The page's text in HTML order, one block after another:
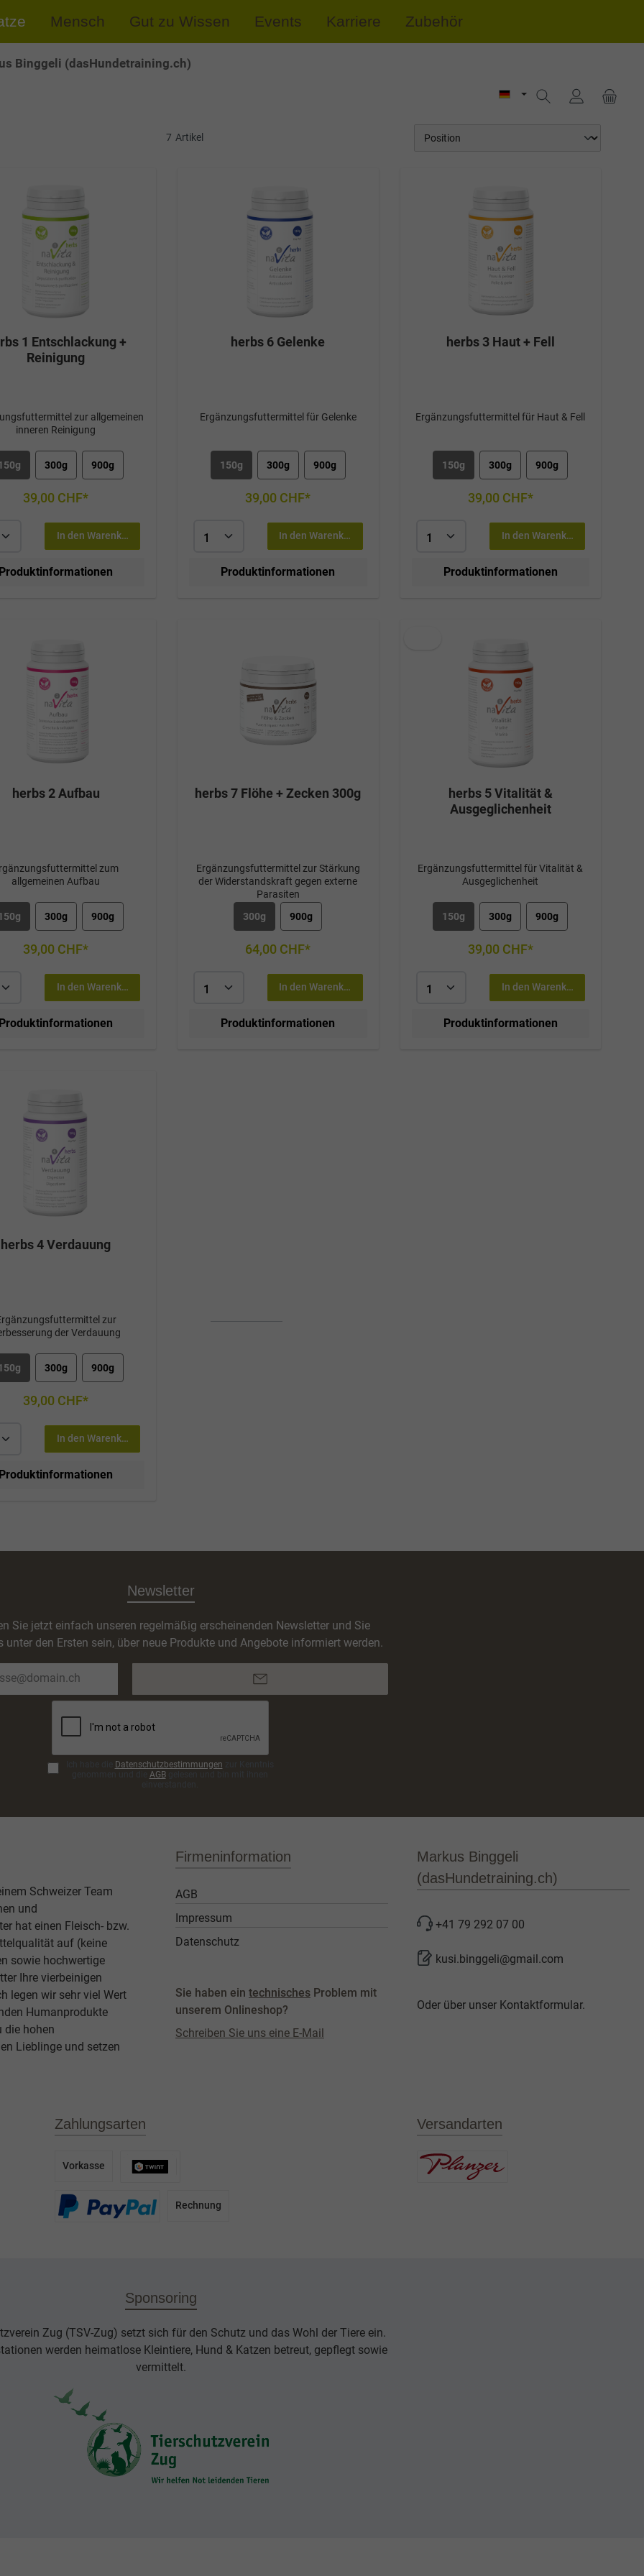
Mensch Gut zu Wissen Events Karriere Zubehör
Binggeli (dasHundetraining.ch)
7 Artikel
1 Entschlackung +
Reinigung
zur allgemeinen
inneren Reinigung
300g 900g
39,00 CHF*
In den Warenkorb
herbs 6 Gelenke
Ergänzungsfuttermittel für Gelenke
150g 300g 900g
39,00 CHF*
In den Warenkorb
Produktinformationen
herbs 3 Haut + Fell
Ergänzungsfuttermittel für Haut & Fell
150g 300g 900g
39,00 CHF*
In den Warenkorb
Produktinformationen
herbs 2 Aufbau
zum
allgemeinen Aufbau
300g 900g
39,00 CHF*
In den Warenkorb
herbs 7 Flöhe + Zecken 300g
Ergänzungsfuttermittel zur Stärkung
der Widerstandskraft gegen externe
Parasiten
300g
900g
64,00 CHF*
In den Warenkorb
Produktinformationen
herbs 5 Vitalität &
Ausgeglichenheit
Ergänzungsfuttermittel für Vitalität &
Ausgeglichenheit
150g 300g 900g
39,00 CHF*
In den Warenkorb
Produktinformationen
herbs 4 Verdauung
zur
der Verdauung
300g 900g
39,00 CHF*
In den Warenkorb
Newsletter
Sie jetzt einfach unseren regelmäßig erscheinenden Newsletter und Sie
unter den Ersten sein, über neue Produkte und Angebote informiert werden.
Mail-
Adresse*
Datenschutzbestimmungen
AGBgelesen und bin mit ihnen
Schweizer Team
und
hat einen Fleisch- bzw.
auf (keine
sowie hochwertige
Ihre vierbeinigen
legen wir sehr viel Wert
Humanprodukte
die hohen
Lieblinge und setzen
Firmeninformation
AGB
Impressum
Datenschutz
Sie haben ein technisches Problem mit
unserem Onlineshop?
Schreiben Sie uns eine E-Mail
Markus Binggeli
(dasHundetraining.ch)
+41 79 292 07 00
kusi.binggeli@gmail.com
Oder über unser Kontaktformular.
Zahlungsarten
Vorkasse
Rechnung
Versandarten
Sponsoring
Zug (TSV-Zug) setzt sich für den Schutz und das Wohl der Tiere ein.
werden heimatlose Kleintiere, Hund & Katzen betreut, gepflegt sowie
vermittelt.